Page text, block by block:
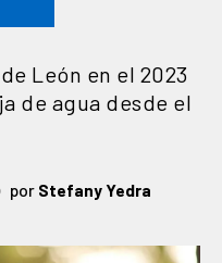
León en el 2023
de agua desde el
por Stefany Yedra